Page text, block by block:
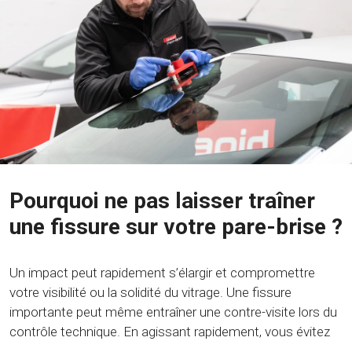
Pourquoi ne pas laisser traîner
une fissure sur votre pare-brise ?
Un impact peut rapidement s’élargir et compromettre
votre visibilité ou la solidité du vitrage. Une fissure
importante peut même entraîner une contre-visite lors du
contrôle technique. En agissant rapidement, vous évitez